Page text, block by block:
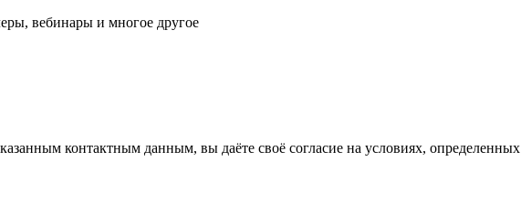
вебинары и многое другое
контактным данным, вы даёте своё согласие на условиях, определенных